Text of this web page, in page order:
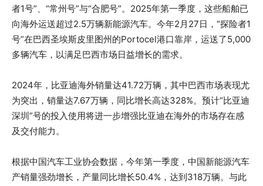
者1号”、“常州号”与“合肥号”。2025年第一季度，这些船舶已
向海外运送超过2.5万辆新能源汽车。今年2月27日，“探险者1
号”在巴西圣埃斯皮里图州的Portocel港口靠岸，运送了5,000
多辆汽车，以满足巴西市场日益增长的需求。
2024年，比亚迪海外销量达41.72万辆，其中巴西市场表现尤
为突出，销量达7.67万辆，同比增长高达328%。预计“比亚迪
深圳”号的投入使用将进一步增强比亚迪在海外的市场存在感
及交付能力。
根据中国汽车工业协会数据，今年第一季度，中国新能源汽车
产销量强劲增长，产量同比增长50.4%，达到318万辆。与此